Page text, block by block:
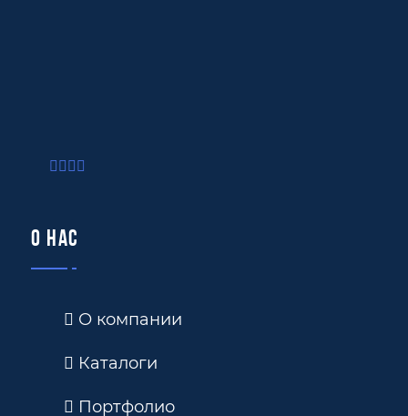
О нас
О компании
Каталоги
Портфолио